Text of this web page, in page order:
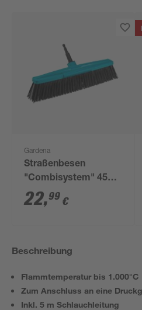
Gardena
Straßenbesen
"Combisystem" 45
cm
22,99 €
Beschreibung
Flammtemperatur bis 1.000°C
Zum Anschluss an eine
Inkl. 5 m Schlauchleitung